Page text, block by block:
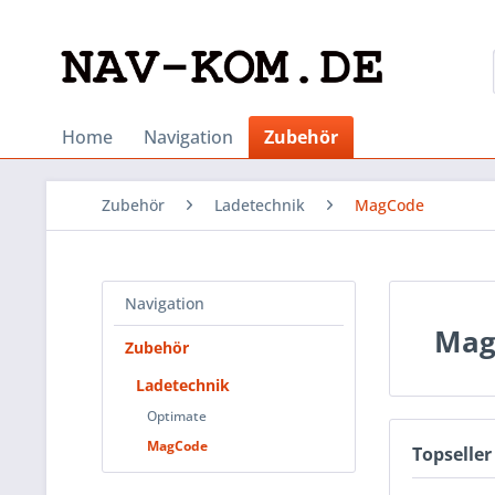
Home Navigation Zubehör
Zubehör Ladetechnik MagCode
Navigation
Zubehör
Ladetechnik
Optimate
MagCode
Topseller